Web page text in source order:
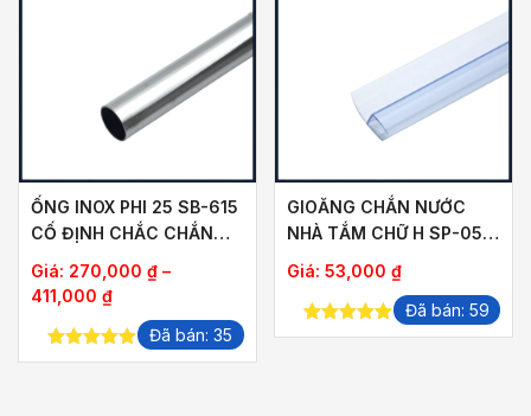
ỐNG INOX PHI 25 SB-615
CỐ ĐỊNH CHẮC CHẮN
VÁCH TẮM KÍNH
Giá: 270,000 ₫ –
411,000 ₫Khoảng
giá:
từ
5.00out of
Đã bán: 35
GIOĂNG CHẮN NƯỚC
NHÀ TẮM CHỮ H SP-053
HIWIN
Giá: 53,000 ₫
5.00out of
Đã bán: 59